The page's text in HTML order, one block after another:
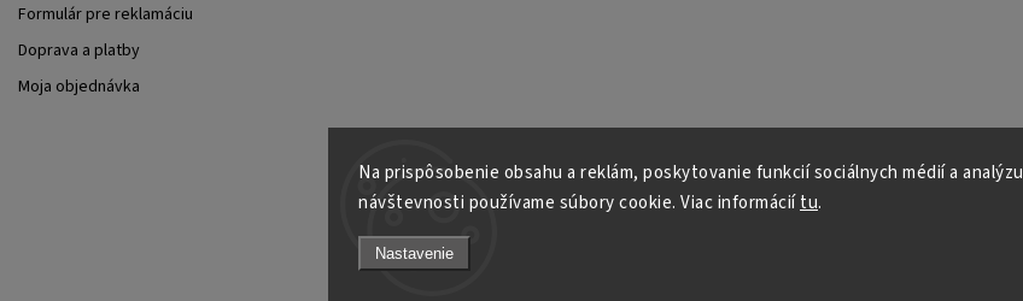
Na prispôsobenie obsahu a reklám, poskytovanie funkcií sociálnych médií a analýzu
návštevnosti používame súbory cookie. Viac informáciítu.
Nastavenie
Formulár pre reklamáciu
Doprava a platby
Moja objednávka
Copyright 2026NOXSTORE. Všetky práva vyhradené.